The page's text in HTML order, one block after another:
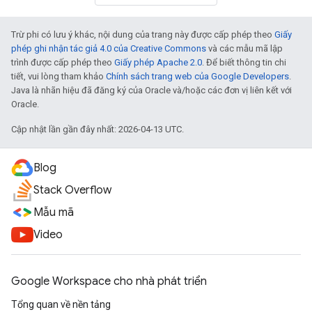
Trừ phi có lưu ý khác, nội dung của trang này được cấp phép theo Giấy
phép ghi nhận tác giả 4.0 của Creative Commons và các mẫu mã lập
trình được cấp phép theo Giấy phép Apache 2.0. Để biết thông tin chi
tiết, vui lòng tham khảo Chính sách trang web của Google Developers.
Java là nhãn hiệu đã đăng ký của Oracle và/hoặc các đơn vị liên kết với
Oracle.
Cập nhật lần gần đây nhất: 2026-04-13 UTC.
Blog
Stack Overflow
Mẫu mã
Video
Google Workspace cho nhà phát triển
Tổng quan về nền tảng